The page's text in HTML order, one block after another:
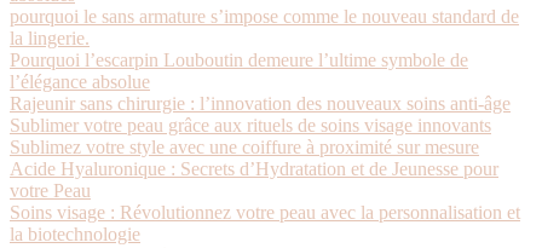
pourquoi le sans armature s’impose comme le nouveau standard de
la lingerie.
Pourquoi l’escarpin Louboutin demeure l’ultime symbole de
l’élégance absolue
Rajeunir sans chirurgie : l’innovation des nouveaux soins anti-âge
Sublimer votre peau grâce aux rituels de soins visage innovants
Sublimez votre style avec une coiffure à proximité sur mesure
Acide Hyaluronique : Secrets d’Hydratation et de Jeunesse pour
votre Peau
Soins visage : Révolutionnez votre peau avec la personnalisation et
la biotechnologie